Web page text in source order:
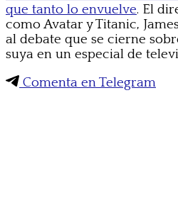
que tanto lo envuelve. El
como Avatar y Titanic,
al debate que se cierne
suya en un especial de
Comenta en Telegram